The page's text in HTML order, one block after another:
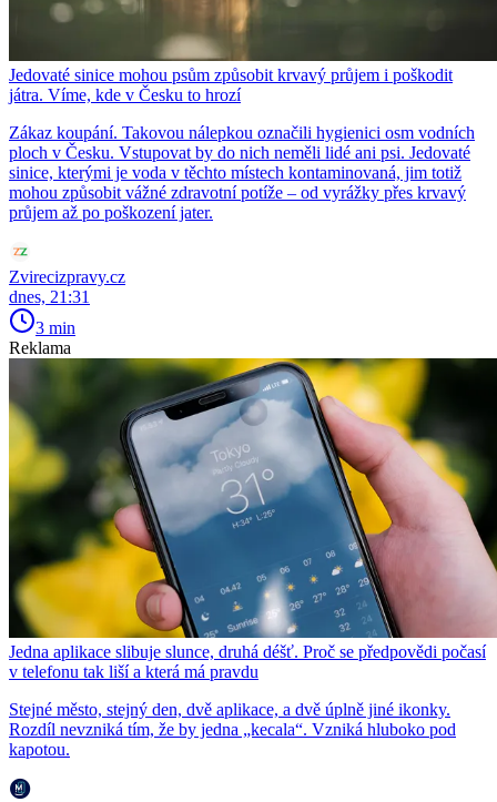
Jedovaté sinice mohou psům způsobit krvavý průjem i poškodit
játra. Víme, kde v Česku to hrozí
Zákaz koupání. Takovou nálepkou označili hygienici osm vodních
ploch v Česku. Vstupovat by do nich neměli lidé ani psi. Jedovaté
sinice, kterými je voda v těchto místech kontaminovaná, jim totiž
mohou způsobit vážné zdravotní potíže – od vyrážky přes krvavý
průjem až po poškození jater.
Zvirecizpravy.cz
dnes, 21:31
3 min
Reklama
Jedna aplikace slibuje slunce, druhá déšť. Proč se předpovědi počasí
v telefonu tak liší a která má pravdu
Stejné město, stejný den, dvě aplikace, a dvě úplně jiné ikonky.
Rozdíl nevzniká tím, že by jedna „kecala“. Vzniká hluboko pod
kapotou.